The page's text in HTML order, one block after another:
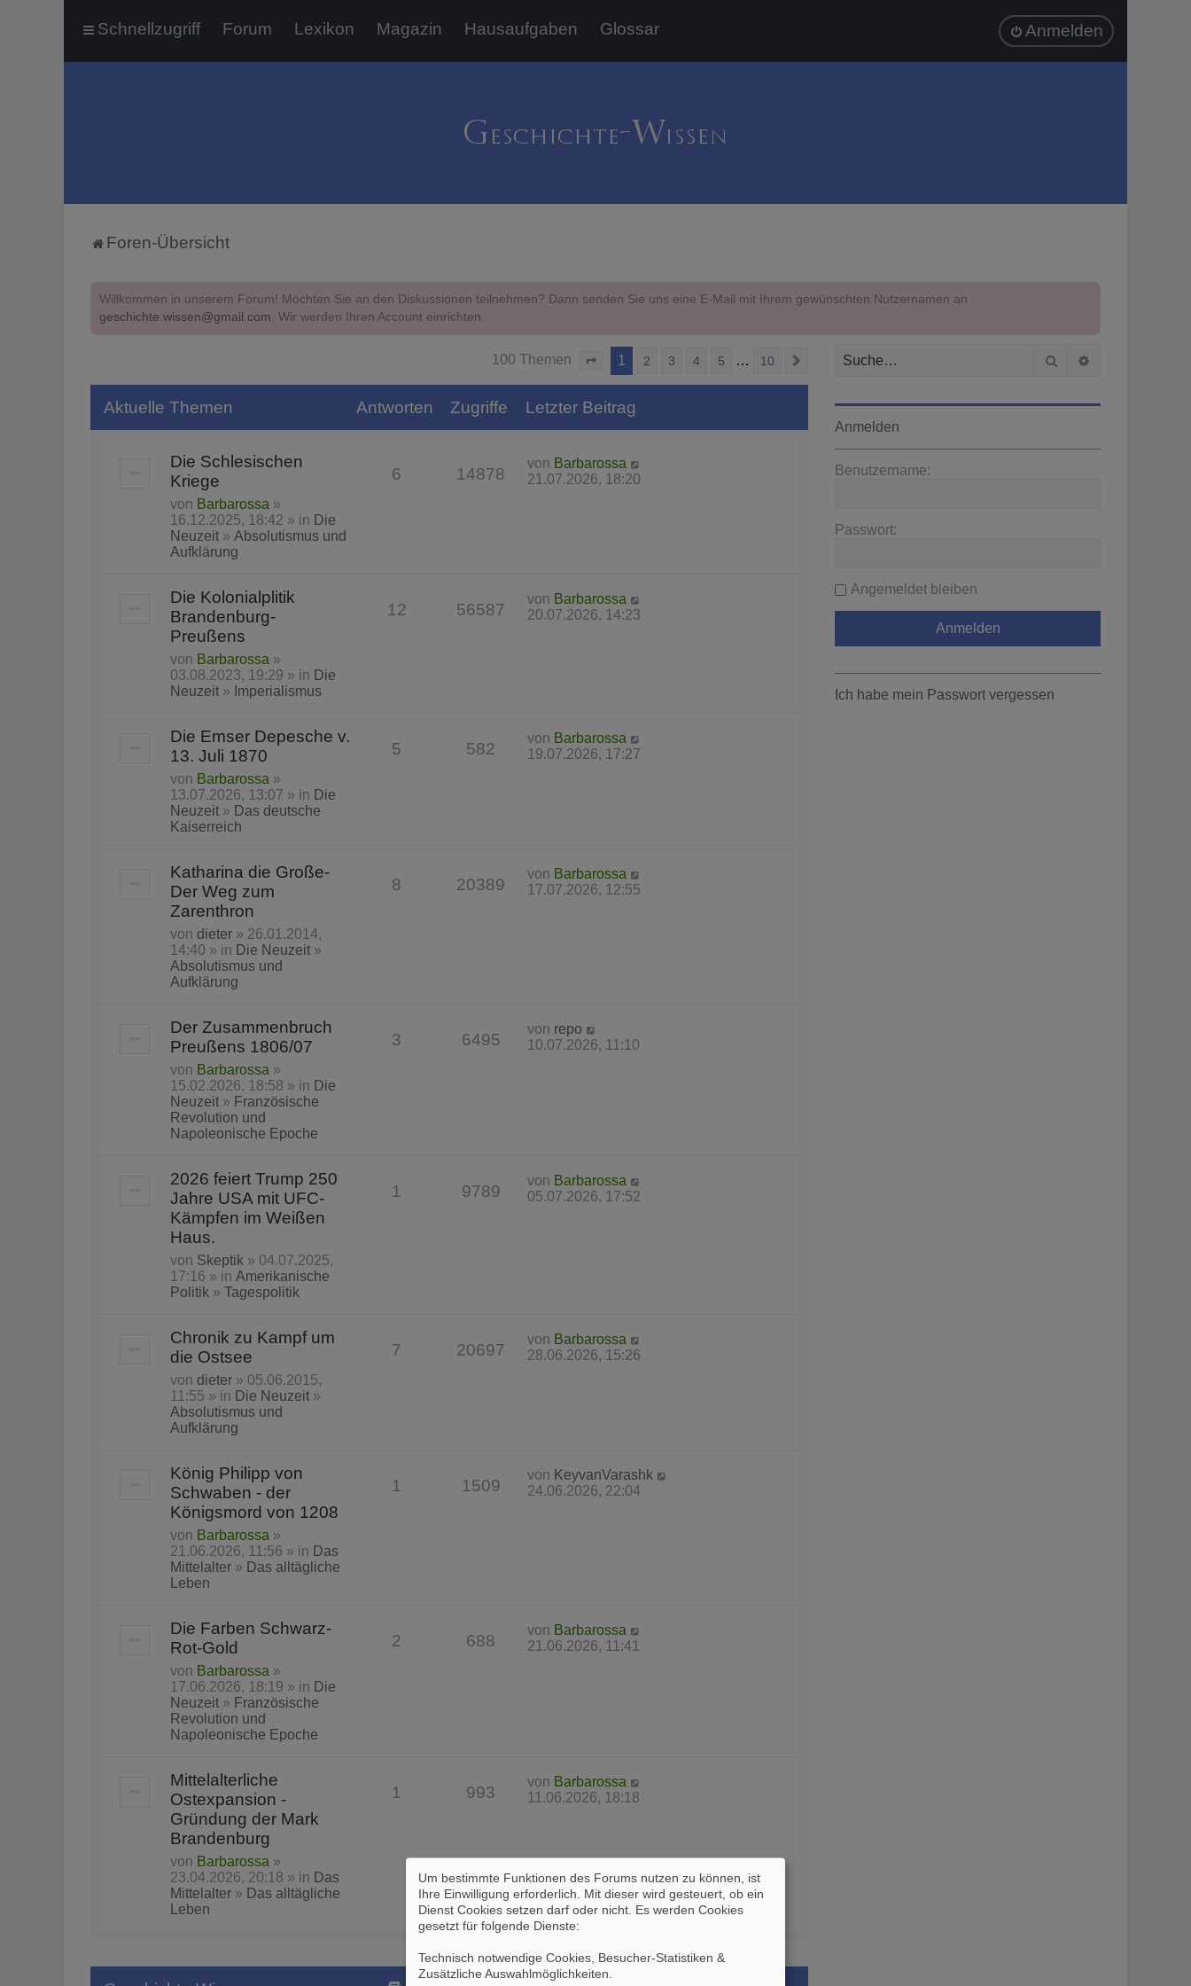
Schnellzugriff Forum Lexikon Magazin Hausaufgaben Glossar Anmelden
Foren-Übersicht
Willkommen in unserem Forum! Möchten Sie an den Diskussionen teilnehmen? Dann senden Sie uns eine E-Mail mit Ihrem gewünschten Nutzernamen an
geschichte.wissen@gmail.com. Wir werden Ihren Account einrichten.
100 Themen Seite von 10
1 2 3 4 5 … 10 Nächste
Aktuelle Themen Antworten Zugriffe Letzter Beitrag
Die Schlesischen
Kriege
von Barbarossa »
16.12.2025, 18:42 » in Die
Neuzeit » Absolutismus und
Aufklärung
6 14878
von Barbarossa
21.07.2026, 18:20
Die Kolonialplitik
Brandenburg-
Preußens
von Barbarossa »
03.08.2023, 19:29 » in Die
Neuzeit » Imperialismus
12 56587
von Barbarossa
20.07.2026, 14:23
Die Emser Depesche v.
13. Juli 1870
von Barbarossa »
13.07.2026, 13:07 » in Die
Neuzeit » Das deutsche
Kaiserreich
5 582
von Barbarossa
19.07.2026, 17:27
Katharina die Große-
Der Weg zum
Zarenthron
von dieter » 26.01.2014,
14:40 » in Die Neuzeit »
Absolutismus und
Aufklärung
8 20389
von Barbarossa
17.07.2026, 12:55
Der Zusammenbruch
Preußens 1806/07
von Barbarossa »
15.02.2026, 18:58 » in Die
Neuzeit » Französische
Revolution und
Napoleonische Epoche
3 6495
von repo
10.07.2026, 11:10
2026 feiert Trump 250
Jahre USA mit UFC-
Kämpfen im Weißen
Haus.
von Skeptik » 04.07.2025,
17:16 » in Amerikanische
Politik » Tagespolitik
1 9789
von Barbarossa
05.07.2026, 17:52
Chronik zu Kampf um
die Ostsee
von dieter » 05.06.2015,
11:55 » in Die Neuzeit »
Absolutismus und
Aufklärung
7 20697
von Barbarossa
28.06.2026, 15:26
König Philipp von
Schwaben - der
Königsmord von 1208
von Barbarossa »
21.06.2026, 11:56 » in Das
Mittelalter » Das alltägliche
Leben
1 1509
von KeyvanVarashk
24.06.2026, 22:04
Die Farben Schwarz-
Rot-Gold
von Barbarossa »
17.06.2026, 18:19 » in Die
Neuzeit » Französische
Revolution und
Napoleonische Epoche
2 688
von Barbarossa
21.06.2026, 11:41
Mittelalterliche
Ostexpansion -
Gründung der Mark
Brandenburg
von Barbarossa »
23.04.2026, 20:18 » in Das
Mittelalter » Das alltägliche
Leben
1 993
von Barbarossa
11.06.2026, 18:18
Suche
Anmelden
Benutzername:
Passwort:
Angemeldet bleiben
Ich habe mein Passwort vergessen
Um bestimmte Funktionen des Forums nutzen zu können, ist
Ihre Einwilligung erforderlich. Mit dieser wird gesteuert, ob ein
Dienst Cookies setzen darf oder nicht. Es werden Cookies
gesetzt für folgende Dienste:
Technisch notwendige Cookies, Besucher-Statistiken &
Zusätzliche Auswahlmöglichkeiten